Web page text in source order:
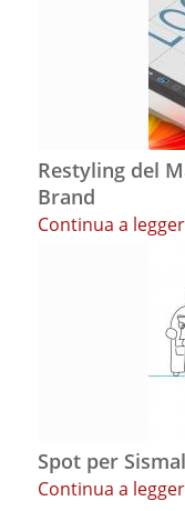
Restyling del
Brand
Continua a
Spot per
Continua a